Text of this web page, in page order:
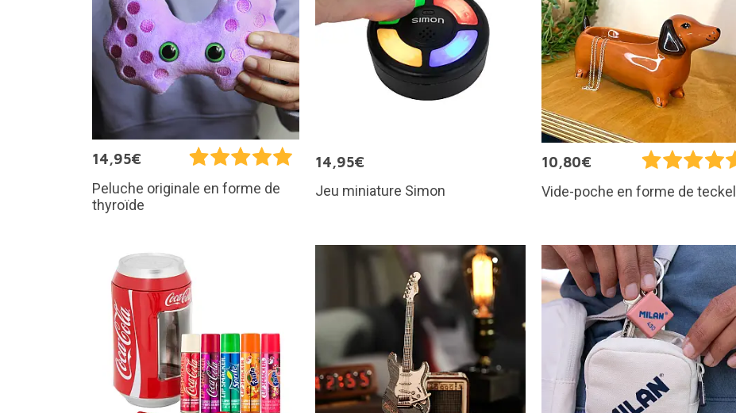
14,95€
Peluche originale en forme de
thyroïde
14,95€
Jeu miniature Simon
10,80€
Vide-poche en forme de teckel